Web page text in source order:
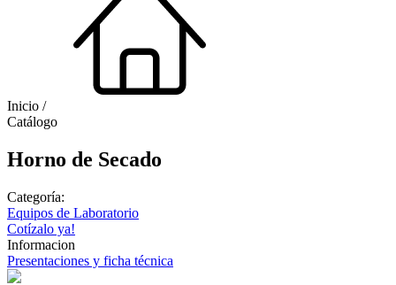
Inicio /
Catálogo
Horno de Secado
Categoría:
Equipos de Laboratorio
Cotízalo ya!
Informacion
Presentaciones y ficha técnica